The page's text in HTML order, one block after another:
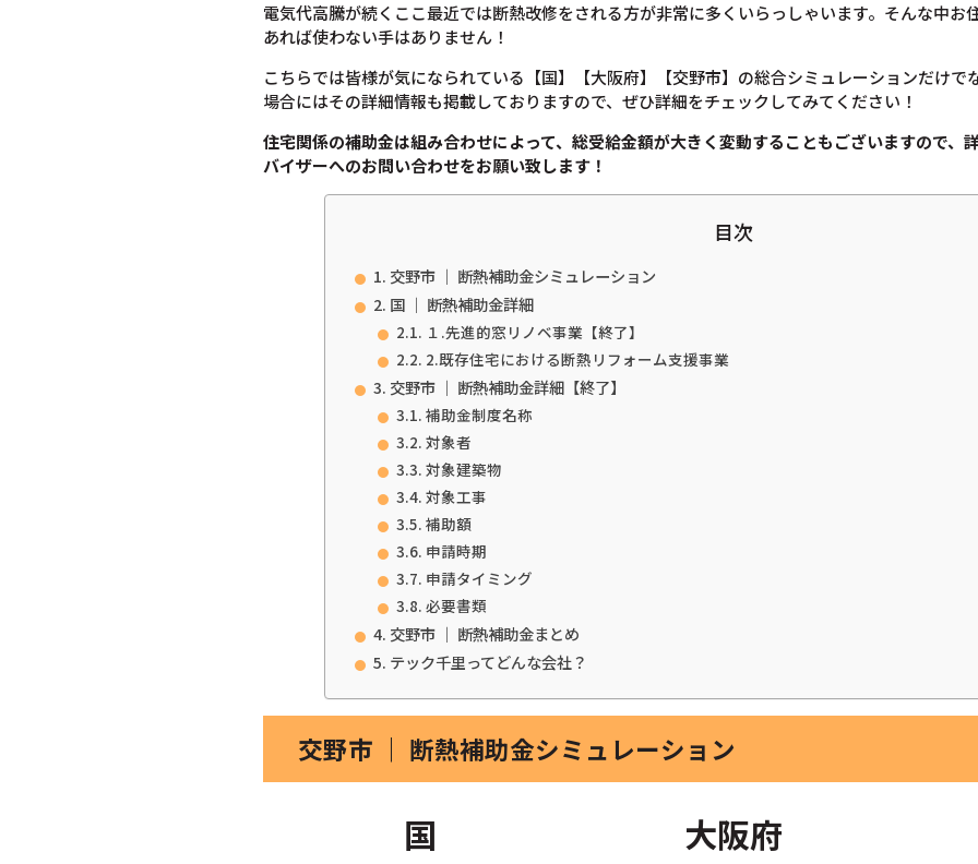
電気代高騰が続くここ最近では断熱改修をされる方が非常に多くいらっしゃいます。そんな中お
あれば使わない手はありません！
こちらでは皆様が気になられている【国】【大阪府】【交野市】の総合シミュレーションだけで
場合にはその詳細情報も掲載しておりますので、ぜひ詳細をチェックしてみてください！
住宅関係の補助金は組み合わせによって、総受給金額が大きく変動することもございますので、
バイザーへのお問い合わせをお願い致します！
目次
交野市 ｜ 断熱補助金シミュレーション
国 ｜ 断熱補助金詳細
１.先進的窓リノベ事業【終了】
2.既存住宅における断熱リフォーム支援事業
交野市 ｜ 断熱補助金詳細【終了】
補助金制度名称
対象者
対象建築物
対象工事
補助額
申請時期
申請タイミング
必要書類
交野市 ｜ 断熱補助金まとめ
テック千里ってどんな会社？
交野市 ｜ 断熱補助金シミュレーション
国 大阪府